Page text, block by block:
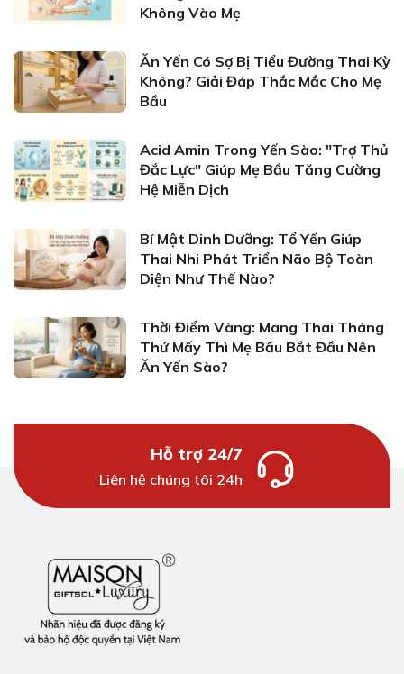
Không Vào Mẹ
Ăn Yến Có Sợ Bị Tiểu Đường Thai Kỳ
Không? Giải Đáp Thắc Mắc Cho Mẹ
Bầu
Acid Amin Trong Yến Sào: "Trợ Thủ
Đắc Lực" Giúp Mẹ Bầu Tăng Cường
Hệ Miễn Dịch
Bí Mật Dinh Dưỡng: Tổ Yến Giúp
Thai Nhi Phát Triển Não Bộ Toàn
Diện Như Thế Nào?
Thời Điểm Vàng: Mang Thai Tháng
Thứ Mấy Thì Mẹ Bầu Bắt Đầu Nên
Ăn Yến Sào?
Hỗ trợ 24/7
Liên hệ chúng tôi 24h